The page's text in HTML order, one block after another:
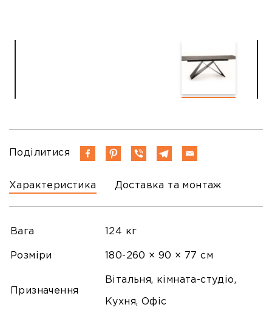
Характеристика Доставка та монтаж
Поділитися
Вага 124 кг
Розміри 180-260 × 90 × 77 см
Призначення
Вітальня, кімната-студіо,
Кухня, Офіс